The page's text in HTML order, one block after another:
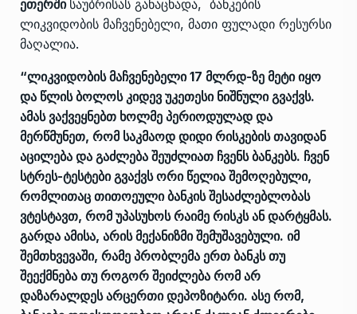
ეთერში საუბრისას განაცხადა, ბანკების
ლიკვიდობის მაჩვენებელი, მათი ფულადი რესურსი
მაღალია.
“ლიკვიდობის მაჩვენებელი 17 მლრდ-ზე მეტი იყო
და წლის ბოლოს კიდევ უკეთესი ნიშნული გვაქვს.
ამას ვაქვეყნებთ ხოლმე პერიოდულად და
მერწმუნეთ, რომ საკმაოდ დიდი რისკების თავიდან
აცილება და გაძლება შეუძლიათ ჩვენს ბანკებს. ჩვენ
სტრეს-ტესტები გვაქვს ორი წელია შემოღებული,
რომლითაც თითოეული ბანკის შესაძლებლობას
ვტესტავთ, რომ უპასუხოს რაიმე რისკს ან დარტყმას.
გარდა ამისა, არის მექანიზმი შემუშავებული. იმ
შემთხვევაში, რამე პრობლემა ერთ ბანკს თუ
შეექმნება თუ როგორ შეიძლება რომ არ
დაზარალდეს არცერთი დეპოზიტარი. ასე რომ,